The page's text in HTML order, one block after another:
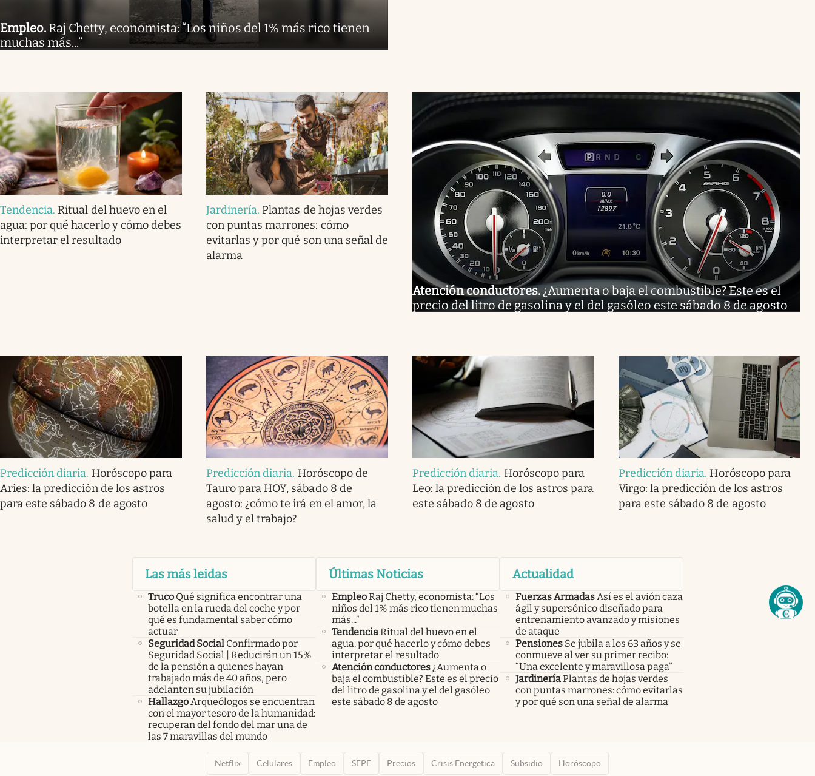
Empleo. Raj Chetty, economista: “Los niños del 1% más rico tienen
muchas más...”
Tendencia. Ritual del huevo en el
agua: por qué hacerlo y cómo debes
interpretar el resultado
Jardinería. Plantas de hojas verdes
con puntas marrones: cómo
evitarlas y por qué son una señal de
alarma
Atención conductores. ¿Aumenta o baja el combustible? Este es el
precio del litro de gasolina y el del gasóleo este sábado 8 de agosto
Predicción diaria. Horóscopo para
Aries: la predicción de los astros
para este sábado 8 de agosto
Predicción diaria. Horóscopo de
Tauro para HOY, sábado 8 de
agosto: ¿cómo te irá en el amor, la
salud y el trabajo?
Predicción diaria. Horóscopo para
Leo: la predicción de los astros para
este sábado 8 de agosto
Predicción diaria. Horóscopo para
Virgo: la predicción de los astros
para este sábado 8 de agosto
Las más leidas
Truco Qué significa encontrar una
botella en la rueda del coche y por
qué es fundamental saber cómo
actuar
Seguridad Social Confirmado por
Seguridad Social | Reducirán un 15%
de la pensión a quienes hayan
trabajado más de 40 años, pero
adelanten su jubilación
HallazgoArqueólogos se encuentran
con el mayor tesoro de la humanidad:
recuperan del fondo del mar una de
las 7 maravillas del mundo
Últimas Noticias
EmpleoRaj Chetty, economista: “Los
niños del 1% más rico tienen muchas
más...”
TendenciaRitual del huevo en el
agua: por qué hacerlo y cómo debes
interpretar el resultado
Atención conductores¿Aumenta o
baja el combustible? Este es el precio
del litro de gasolina y el del gasóleo
este sábado 8 de agosto
Actualidad
Fuerzas ArmadasAsí es el avión caza
ágil y supersónico diseñado para
entrenamiento avanzado y misiones
de ataque
Pensiones Se jubila a los 63 años y se
conmueve al ver su primer recibo:
“Una excelente y maravillosa paga”
JardineríaPlantas de hojas verdes
con puntas marrones: cómo evitarlas
y por qué son una señal de alarma
Netflix Celulares Empleo SEPE Precios Crisis Energetica Subsidio Horóscopo